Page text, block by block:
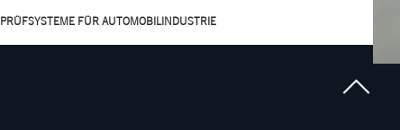
PRÜFSYSTEME FÜR AUTOMOBILINDUSTRIE